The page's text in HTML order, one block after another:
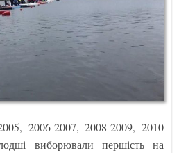
2006-2007, 2008-2009, 2010
виборювали першість на